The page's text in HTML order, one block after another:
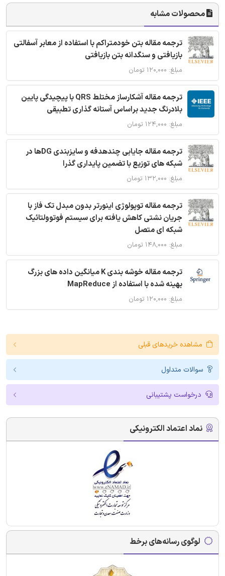
محصولات مشابه
ترجمه مقاله بتن خودمتراکم با استفاده از معابر آسفالتی
بازیافتی و سنگدانه بتن بازیافتی
مبلغ: ۱۲۰,۰۰۰ تومان
ترجمه مقاله آشکارساز مختلط QRS با پیچیدگی پایین
بلادرنگ جدید براساس آستانه گذاری تطبیقی
مبلغ: ۱۲۴,۰۰۰ تومان
ترجمه مقاله جایابی چندهدفه و سایزبندی DGها در
شبکه های توزیع با تضمین پایداری گذرا
مبلغ: ۱۳۲,۰۰۰ تومان
ترجمه مقاله توپولوژی اینورتر بدون مبدل تک فاز با
جریان نشتی کاهش یافته برای سیستم فوتوولتائیک
شبکه ای متصل
مبلغ: ۱۴۸,۰۰۰ تومان
ترجمه مقاله خوشه بندی K میانگین داده های بزرگ
بهینه شده با استفاده از MapReduce
مبلغ: ۱۲۰,۰۰۰ تومان
مشاهده خریدهای قبلی
سوالات متداول
درخواست پشتیبانی
نماد اعتماد الکترونیکی
لوگوی رسانه‌های برخط